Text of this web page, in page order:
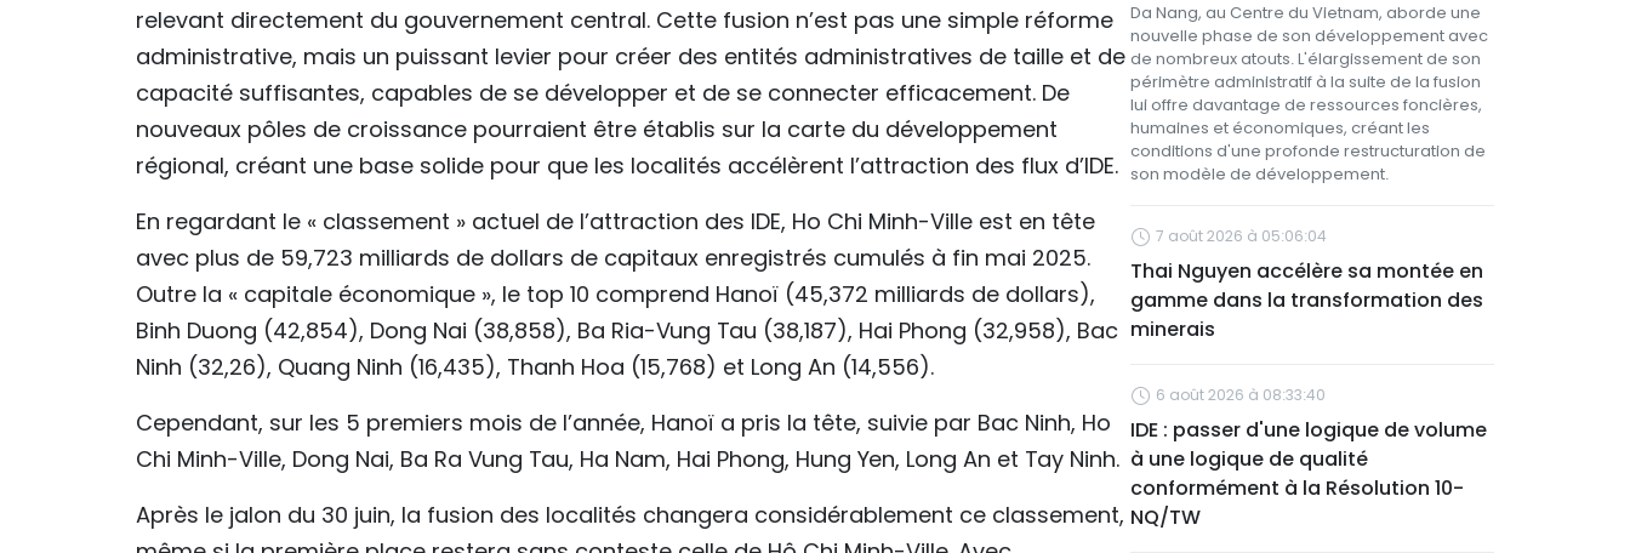
relevant directement du gouvernement central. Cette fusion n’est pas une simple réforme
administrative, mais un puissant levier pour créer des entités administratives de taille et de
capacité suffisantes, capables de se développer et de se connecter efficacement. De
nouveaux pôles de croissance pourraient être établis sur la carte du développement
régional, créant une base solide pour que les localités accélèrent l’attraction des flux d’IDE.
En regardant le « classement » actuel de l’attraction des IDE, Ho Chi Minh-Ville est en tête
avec plus de 59,723 milliards de dollars de capitaux enregistrés cumulés à fin mai 2025.
Outre la « capitale économique », le top 10 comprend Hanoï (45,372 milliards de dollars),
Binh Duong (42,854), Dong Nai (38,858), Ba Ria-Vung Tau (38,187), Hai Phong (32,958), Bac
Ninh (32,26), Quang Ninh (16,435), Thanh Hoa (15,768) et Long An (14,556).
Cependant, sur les 5 premiers mois de l’année, Hanoï a pris la tête, suivie par Bac Ninh, Ho
Chi Minh-Ville, Dong Nai, Ba Ra Vung Tau, Ha Nam, Hai Phong, Hung Yen, Long An et Tay Ninh.
Après le jalon du 30 juin, la fusion des localités changera considérablement ce classement,
Da Nang, au Centre du Vietnam, aborde une
nouvelle phase de son développement avec
de nombreux atouts. L'élargissement de son
périmètre administratif à la suite de la fusion
lui offre davantage de ressources foncières,
humaines et économiques, créant les
conditions d'une profonde restructuration de
son modèle de développement.
7 août 2026 à 05:06:04
Thai Nguyen accélère sa montée en
gamme dans la transformation des
minerais
6 août 2026 à 08:33:40
IDE : passer d'une logique de volume
à une logique de qualité
conformément à la Résolution 10-
NQ/TW